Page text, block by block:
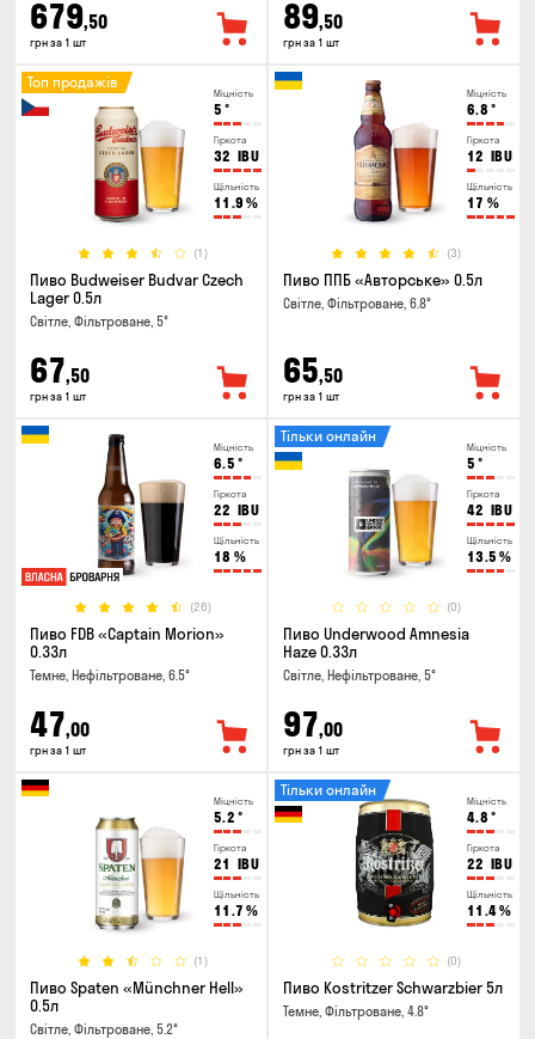
679,50
грн за 1 шт
89,50
грн за 1 шт
Міцність
5 °
Гіркота
32 IBU
Щільність
11.9 %
(1)
Топ продажів
Пиво Budweiser Budvar Czech
Lager 0.5л
Світле, Фільтроване, 5°
67,50
грн за 1 шт
Міцність
6.8 °
Гіркота
12 IBU
Щільність
17 %
(3)
Пиво ППБ «Авторське» 0.5л
Світле, Фільтроване, 6.8°
65,50
грн за 1 шт
Міцність
6.5 °
Гіркота
22 IBU
Щільність
18 %
(26)
Пиво FDB «Captain Morion»
0.33л
Темне, Нефільтроване, 6.5°
47,00
грн за 1 шт
Міцність
5 °
Гіркота
42 IBU
Щільність
13.5 %
(0)
Тільки онлайн
Пиво Underwood Amnesia
Haze 0.33л
Світле, Нефільтроване, 5°
97,00
грн за 1 шт
Міцність
5.2 °
Гіркота
21 IBU
Щільність
11.7 %
(1)
Пиво Spaten «Münchner Hell»
0.5л
Світле, Фільтроване, 5.2°
Міцність
4.8 °
Гіркота
22 IBU
Щільність
11.4%
(0)
Тільки онлайн
Пиво Kostritzer Schwarzbier 5л
Темне, Фільтроване, 4.8°